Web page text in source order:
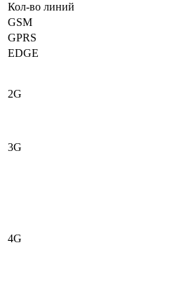
Кол-во линий
GSM
GPRS
EDGE
2G
3G
4G